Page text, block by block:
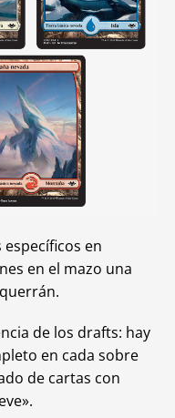
en
en el mazo una
de los drafts: hay
en cada sobre
de cartas con